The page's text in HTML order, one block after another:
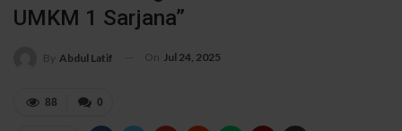
UMKM 1 Sarjana”
By Abdul Latif On Jul 24, 2025
0
88